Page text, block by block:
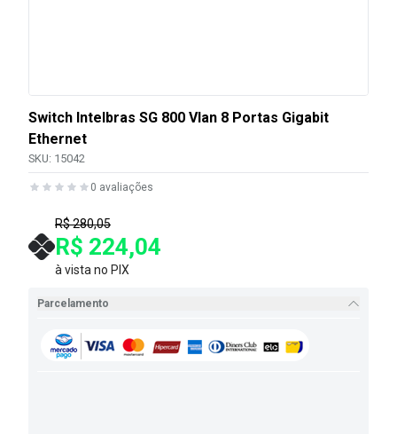
Switch Intelbras SG 800 Vlan 8 Portas Gigabit
Ethernet
SKU: 15042
0 avaliações
R$ 280,05
R$ 224,04
à vista no PIX
Parcelamento